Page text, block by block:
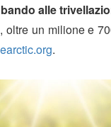
bando alle
oltre un milione e
.